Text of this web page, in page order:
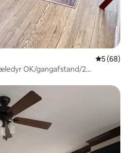
5 ud af 5 i
5 (68)
OK/gangafstand/2